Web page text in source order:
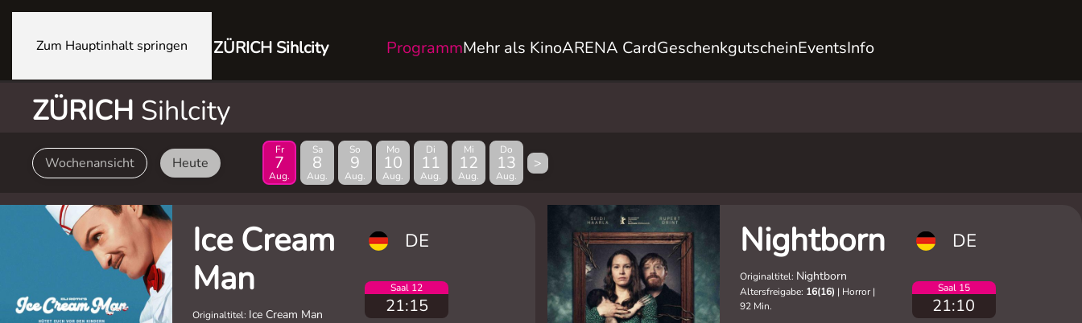
Zum Hauptinhalt springen ZÜRICH Sihlcity ProgrammMehr als KinoARENA CardGeschenkgutscheinEventsInfo
ZÜRICH Sihlcity
Wochenansicht Heute
Fr
7
Aug.
Sa
8
Aug.
So
9
Aug.
Mo
10
Aug.
Di
11
Aug.
Mi
12
Aug.
Do
13
Aug.
>
Ice Cream
Man
Originaltitel: Ice Cream Man
DE
Saal 12
21:15
Nightborn
Originaltitel: Nightborn
Altersfreigabe: 16(16) | Horror |
92 Min.
DE
Saal 15
21:10